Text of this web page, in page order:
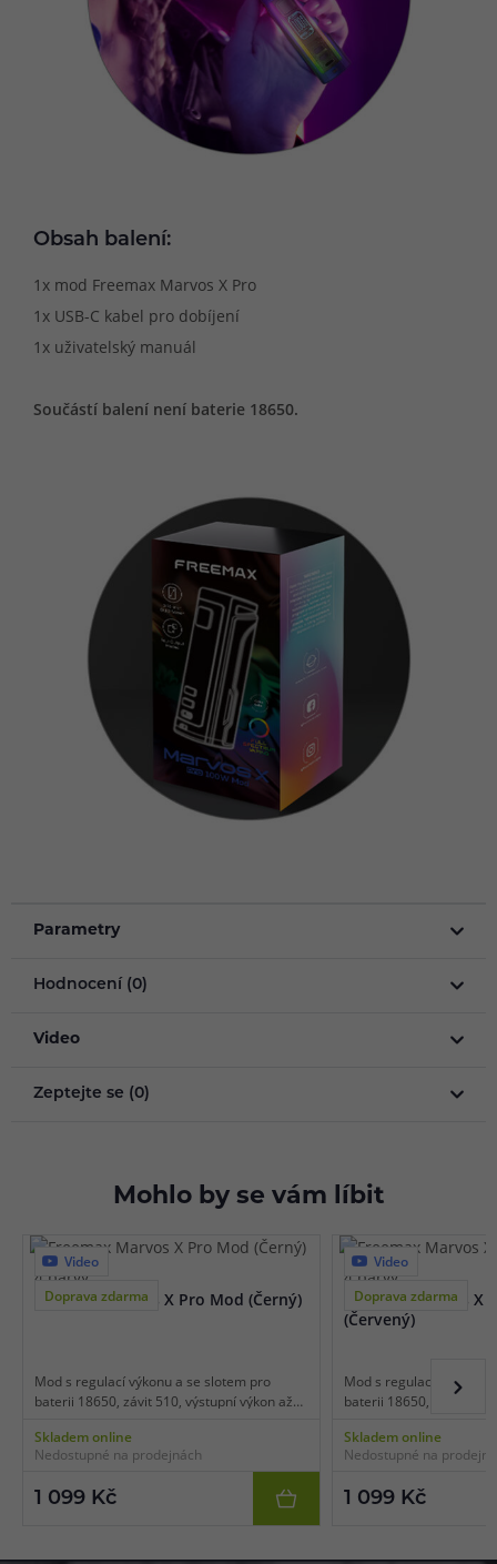
Obsah balení:
1x mod Freemax Marvos X Pro
1x USB-C kabel pro dobíjení
1x uživatelský manuál
Součástí balení není baterie 18650.
Parametry
Hodnocení (0)
Video
Zeptejte se (0)
Mohlo by se vám líbit
Video
Doprava zdarma
4 barvy
Freemax Marvos X Pro Mod (Černý)
Mod s regulací výkonu a se slotem pro
baterii 18650, závit 510, výstupní výkon až
efektivní podsvícení modu, smart režim,
manuální zámek.
Skladem online
Nedostupné na prodejnách
1 099 Kč
Video
Doprava zdarma
4 barvy
Freemax Marvos X
(Červený)
Mod s regulací výkonu
baterii 18650, závit 510,
efektivní podsvícení
manuální zámek.
Skladem online
Nedostupné na
1 099 Kč